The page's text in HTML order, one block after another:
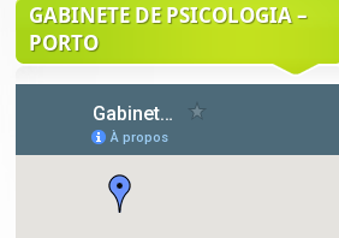
GABINETE DE PSICOLOGIA –
PORTO